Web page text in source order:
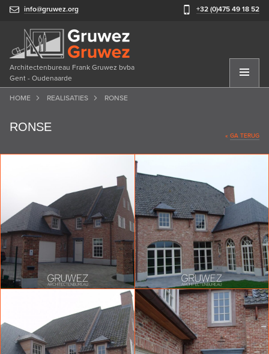
info@gruwez.org +32 (0)475 49 18 52
Architectenbureau Frank Gruwez bvba
Gent - Oudenaarde
HOME REALISATIES RONSE
RONSE
« GA TERUG